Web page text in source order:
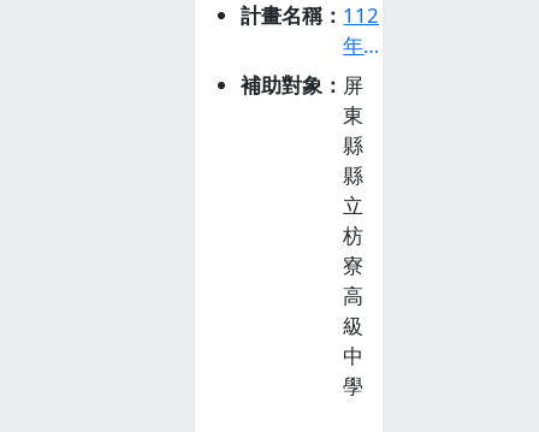
計畫名稱
112
年
食
魚
教
育
推
廣
計
畫
補助對象
屏
東
縣
縣
立
枋
寮
高
級
中
學